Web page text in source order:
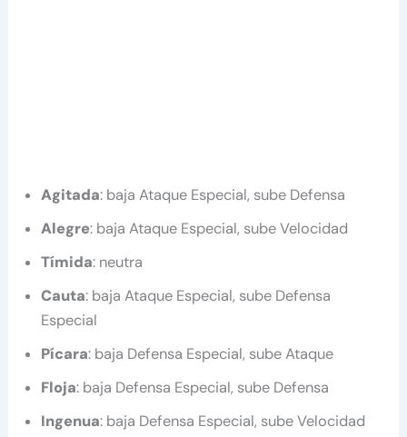
Agitada: baja Ataque Especial, sube Defensa
Alegre: baja Ataque Especial, sube Velocidad
Tímida: neutra
Cauta: baja Ataque Especial, sube Defensa
Especial
Pícara: baja Defensa Especial, sube Ataque
Floja: baja Defensa Especial, sube Defensa
Ingenua: baja Defensa Especial, sube Velocidad